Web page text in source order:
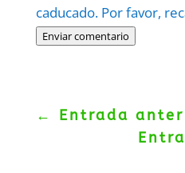
caducado. Por favor,
Enviar comentario
← Entrada